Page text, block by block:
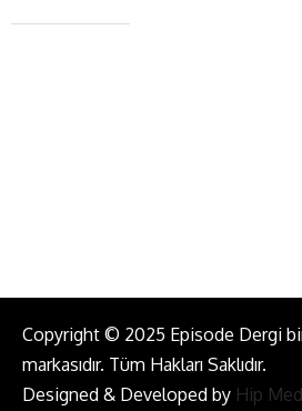
+90 543 345 46 00
Copyright © 2025 Episode Dergi
markasıdır. Tüm Hakları Saklıdır.
Designed & Developed by Hip